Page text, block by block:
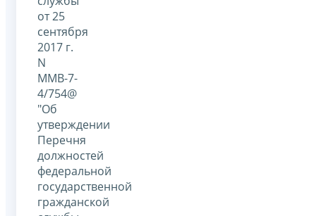
от 25
сентября
2017 г.
N
ММВ-7-
4/754@
"Об
утверждении
Перечня
должностей
федеральной
государственной
гражданской